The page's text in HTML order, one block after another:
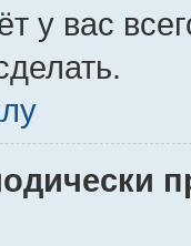
у вас